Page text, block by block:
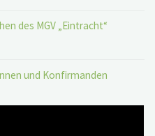
des MGV „Eintracht“
und Konfirmanden